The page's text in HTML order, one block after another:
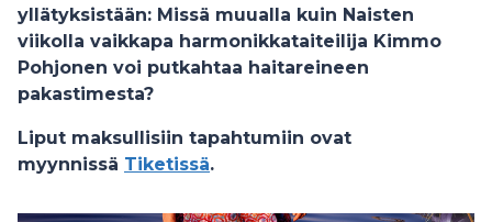
yllätyksistään: Missä muualla kuin Naisten
viikolla vaikkapa harmonikkataiteilija Kimmo
Pohjonen voi putkahtaa haitareineen
pakastimesta?
Liput maksullisiin tapahtumiin ovat
myynnissä Tiketissä.